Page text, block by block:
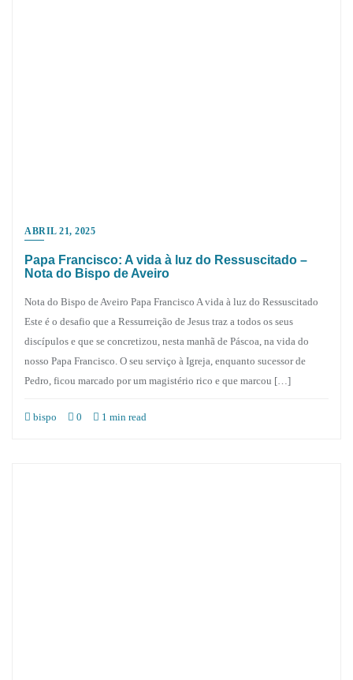
ABRIL 21, 2025
Papa Francisco: A vida à luz do Ressuscitado –
Nota do Bispo de Aveiro
Nota do Bispo de Aveiro Papa Francisco A vida à luz do Ressuscitado
Este é o desafio que a Ressurreição de Jesus traz a todos os seus
discípulos e que se concretizou, nesta manhã de Páscoa, na vida do
nosso Papa Francisco. O seu serviço à Igreja, enquanto sucessor de
Pedro, ficou marcado por um magistério rico e que marcou […]
bispo 0 1 min read